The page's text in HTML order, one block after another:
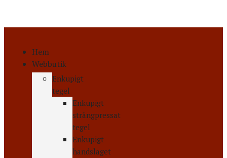
Hem
Webbutik
Enkupigt
tegel
Enkupigt
strängpressat
tegel
Enkupigt
handslaget